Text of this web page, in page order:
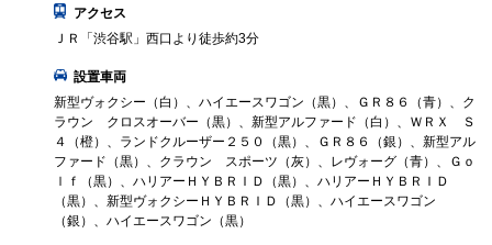
アクセス
ＪＲ「渋谷駅」西口より徒歩約3分
設置車両
新型ヴォクシー（白）、ハイエースワゴン（黒）、ＧＲ８６（青）、ク
ラウン クロスオーバー（黒）、新型アルファード（白）、ＷＲＸ Ｓ
４（橙）、ランドクルーザー２５０（黒）、ＧＲ８６（銀）、新型アル
ファード（黒）、クラウン スポーツ（灰）、レヴォーグ（青）、Ｇｏ
ｌｆ（黒）、ハリアーＨＹＢＲＩＤ（黒）、ハリアーＨＹＢＲＩＤ
（黒）、新型ヴォクシーＨＹＢＲＩＤ（黒）、ハイエースワゴン
（銀）、ハイエースワゴン（黒）